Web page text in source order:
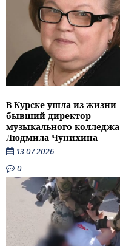
В Курске ушла из жизни
бывший директор
музыкального колледжа
Людмила Чунихина
13.07.2026
0